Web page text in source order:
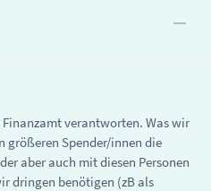
Finanzamt verantworten. Was wir
größeren Spender/innen die
aber auch mit diesen Personen
dringen benötigen (zB als